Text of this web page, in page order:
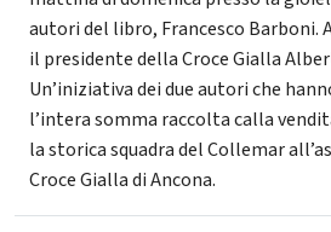
autori del libro, Francesco Barboni.
il presidente della Croce Gialla
Un’iniziativa dei due autori che
l’intera somma raccolta calla
la storica squadra del Collemar
Croce Gialla di Ancona.